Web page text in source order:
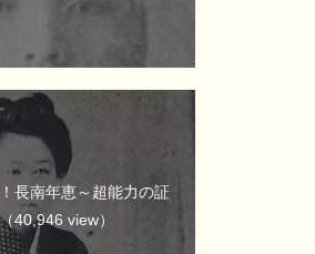
長南年恵～超能力の証
（40,946 view）